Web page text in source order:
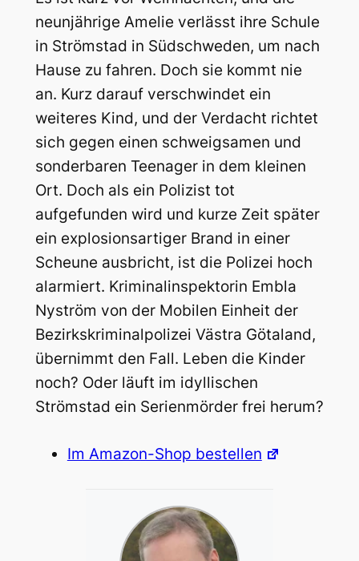
neunjährige Amelie verlässt ihre Schule
in Strömstad in Südschweden, um nach
Hause zu fahren. Doch sie kommt nie
an. Kurz darauf verschwindet ein
weiteres Kind, und der Verdacht richtet
sich gegen einen schweigsamen und
sonderbaren Teenager in dem kleinen
Ort. Doch als ein Polizist tot
aufgefunden wird und kurze Zeit später
ein explosionsartiger Brand in einer
Scheune ausbricht, ist die Polizei hoch
alarmiert. Kriminalinspektorin Embla
Nyström von der Mobilen Einheit der
Bezirkskriminalpolizei Västra Götaland,
übernimmt den Fall. Leben die Kinder
noch? Oder läuft im idyllischen
Strömstad ein Serienmörder frei herum?
Im Amazon-Shop bestellen